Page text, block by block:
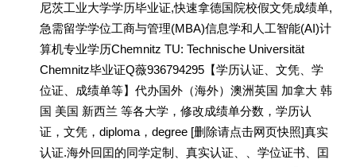
尼茨工业大学学历毕业证,快速拿德国院校假文凭成绩单,
急需留学学位工商与管理(MBA)信息学和人工智能(AI)计
算机专业学历Chemnitz TU: Technische Universität
Chemnitz毕业证Q薇936794295【学历认证、文凭、学
位证、成绩单等】代办国外（海外）澳洲英国 加拿大 韩
国 美国 新西兰 等各大学，修改成绩单分数，学历认
证，文凭，diploma，degree [删除请点击网页快照]真实
认证.海外回囯的同学定制、真实认证、、学位证书、囯